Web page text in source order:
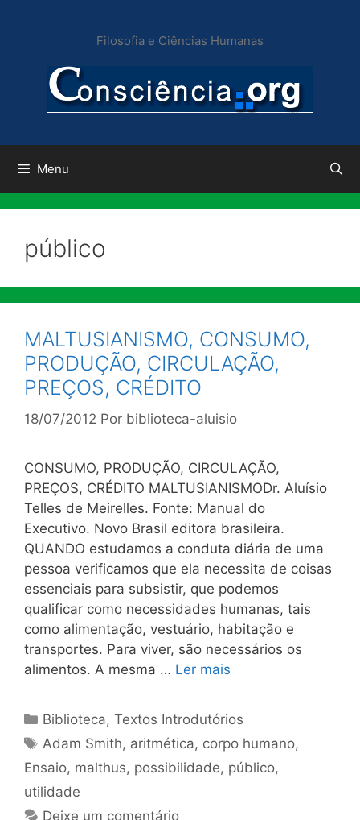
conteúdo
Filosofia e Ciências Humanas
Menu
público
MALTUSIANISMO, CONSUMO,
PRODUÇÃO, CIRCULAÇÃO,
PREÇOS, CRÉDITO
18/07/2012 Por biblioteca-aluisio
CONSUMO, PRODUÇÃO, CIRCULAÇÃO,
PREÇOS, CRÉDITO MALTUSIANISMODr. Aluísio
Telles de Meirelles. Fonte: Manual do
Executivo. Novo Brasil editora brasileira.
QUANDO estudamos a conduta diária de uma
pessoa verificamos que ela necessita de coisas
essenciais para subsistir, que podemos
qualificar como necessidades humanas, tais
como alimentação, vestuário, habitação e
transportes. Para viver, são necessários os
alimentos. A mesma … Ler mais
Categorias
Biblioteca,Textos Introdutórios
Tags
Adam Smith, aritmética, corpo humano,
Ensaio, malthus, possibilidade, público,
utilidade
Deixe um comentário